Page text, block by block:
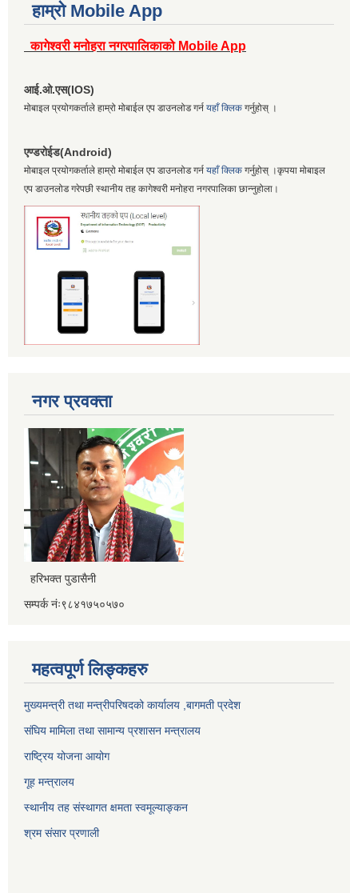
हाम्रो Mobile App
कागेश्वरी मनोहरा नगरपालिकाको Mobile App
आई.ओ.एस(IOS)
मोबाइल प्रयोगकर्ताले हाम्रो मोबाईल एप डाउनलोड गर्न यहाँ क्लिक गर्नुहोस् ।
एण्डरोईड(Android)
मोबाइल प्रयोगकर्ताले हाम्रो मोबाईल एप डाउनलोड गर्न यहाँ क्लिक गर्नुहोस् ।कृपया मोबाइल
एप डाउनलोड गरेपछी स्थानीय तह कागेश्वरी मनोहरा नगरपालिका छान्नुहोला।
नगर प्रवक्ता
हरिभक्त पुडासैनी
सम्पर्क नंः९८४१७५०५७०
महत्वपूर्ण लिङ्कहरु
मुख्यमन्त्री तथा मन्त्रीपरिषदको कार्यालय ,बागमती प्रदेश
संघिय मामिला तथा सामान्य प्रशासन मन्त्रालय
राष्ट्रिय योजना आयोग
गूह मन्त्रालय
स्थानीय तह संस्थागत क्षमता स्वमूल्याङ्कन
श्रम संसार प्रणाली